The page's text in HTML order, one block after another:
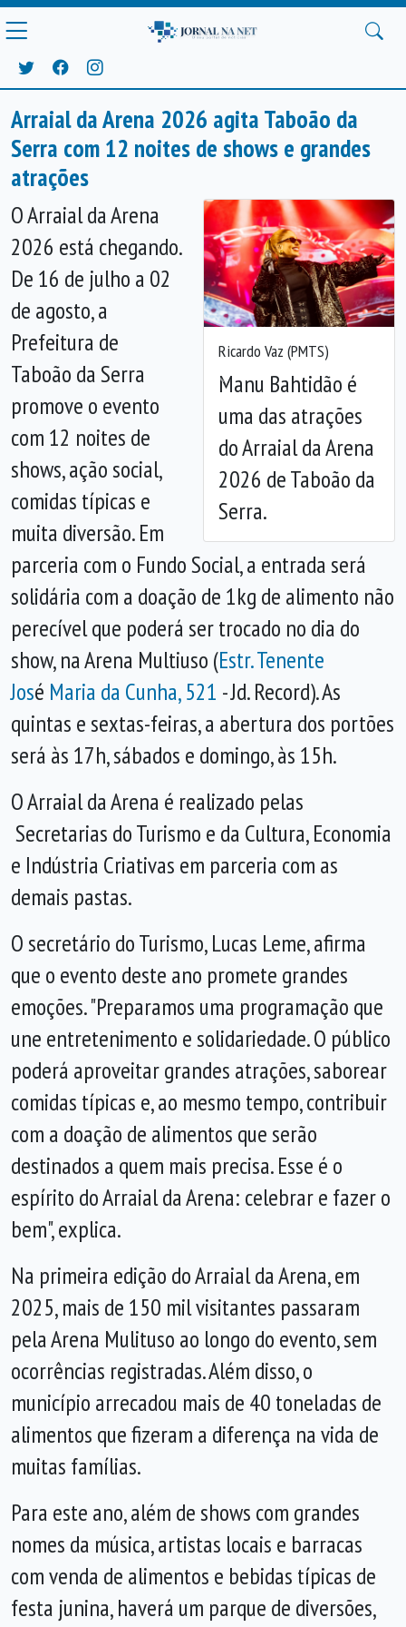
Arraial da Arena 2026 agita Taboão da
Serra com 12 noites de shows e grandes
atrações
Ricardo Vaz (PMTS)
Manu Bahtidão é
uma das atrações
do Arraial da Arena
2026 de Taboão da
Serra.
Anterior
O Arraial da Arena
2026 está chegando.
De 16 de julho a 02
de agosto, a
Prefeitura de
Taboão da Serra
promove o evento
com 12 noites de
shows, ação social,
comidas típicas e
muita diversão. Em
parceria com o Fundo Social, a entrada será
solidária com a doação de 1kg de alimento não
perecível que poderá ser trocado no dia do
show, na Arena Multiuso (Estr. Tenente
José Maria da Cunha, 521 - Jd. Record). As
quintas e sextas-feiras, a abertura dos portões
será às 17h, sábados e domingo, às 15h.
O Arraial da Arena é realizado pelas
Secretarias do Turismo e da Cultura, Economia
e Indústria Criativas em parceria com as
demais pastas.
O secretário do Turismo, Lucas Leme, afirma
que o evento deste ano promete grandes
emoções. "Preparamos uma programação que
une entretenimento e solidariedade. O público
poderá aproveitar grandes atrações, saborear
comidas típicas e, ao mesmo tempo, contribuir
com a doação de alimentos que serão
destinados a quem mais precisa. Esse é o
espírito do Arraial da Arena: celebrar e fazer o
bem", explica.
Na primeira edição do Arraial da Arena, em
2025, mais de 150 mil visitantes passaram
pela Arena Mulituso ao longo do evento, sem
ocorrências registradas. Além disso, o
município arrecadou mais de 40 toneladas de
alimentos que fizeram a diferença na vida de
muitas famílias.
Para este ano, além de shows com grandes
nomes da música, artistas locais e barracas
com venda de alimentos e bebidas típicas de
festa junina, haverá um parque de diversões,